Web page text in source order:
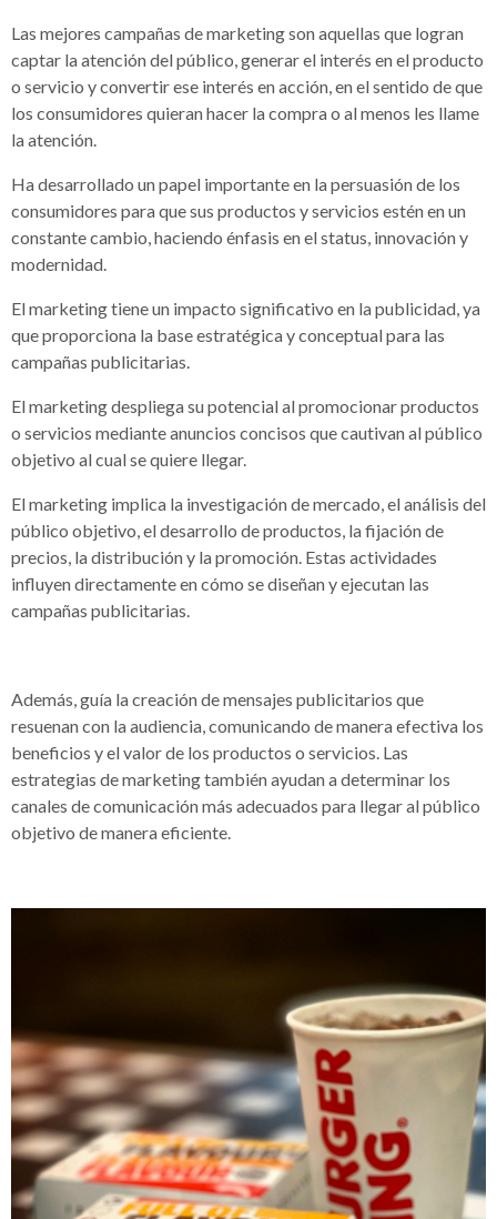
Las mejores campañas de marketing son aquellas que logran
captar la atención del público, generar el interés en el producto
o servicio y convertir ese interés en acción, en el sentido de que
los consumidores quieran hacer la compra o al menos les llame
la atención.
Ha desarrollado un papel importante en la persuasión de los
consumidores para que sus productos y servicios estén en un
constante cambio, haciendo énfasis en el status, innovación y
modernidad.
El marketing tiene un impacto significativo en la publicidad, ya
que proporciona la base estratégica y conceptual para las
campañas publicitarias.
El marketing despliega su potencial al promocionar productos
o servicios mediante anuncios concisos que cautivan al público
objetivo al cual se quiere llegar.
El marketing implica la investigación de mercado, el análisis del
público objetivo, el desarrollo de productos, la fijación de
precios, la distribución y la promoción. Estas actividades
influyen directamente en cómo se diseñan y ejecutan las
campañas publicitarias.
Además, guía la creación de mensajes publicitarios que
resuenan con la audiencia, comunicando de manera efectiva los
beneficios y el valor de los productos o servicios. Las
estrategias de marketing también ayudan a determinar los
canales de comunicación más adecuados para llegar al público
objetivo de manera eficiente.